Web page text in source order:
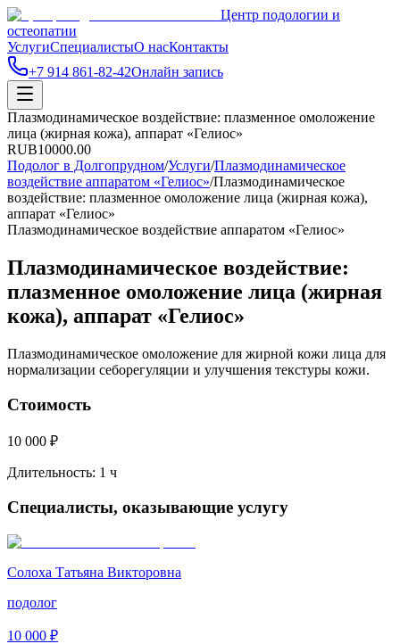
Центр подологии и
остеопатии
УслугиСпециалистыО насКонтакты
+7 914 861-82-42Онлайн запись
Плазмодинамическое воздействие: плазменное омоложение
лица (жирная кожа), аппарат «Гелиос»
RUB10000.00
Подолог в Долгопрудном/Услуги/Плазмодинамическое
воздействие аппаратом «Гелиос»/Плазмодинамическое
воздействие: плазменное омоложение лица (жирная кожа),
аппарат «Гелиос»
Плазмодинамическое воздействие аппаратом «Гелиос»
Плазмодинамическое воздействие:
плазменное омоложение лица (жирная
кожа), аппарат «Гелиос»
Плазмодинамическое омоложение для жирной кожи лица для
нормализации себорегуляции и улучшения текстуры кожи.
Стоимость
10 000 ₽
Длительность: 1 ч
Специалисты, оказывающие услугу
Солоха Татьяна Викторовна
подолог
10 000 ₽